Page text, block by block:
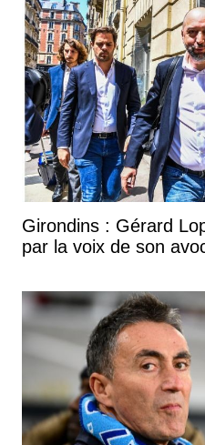
Girondins : Gérard
par la voix de son